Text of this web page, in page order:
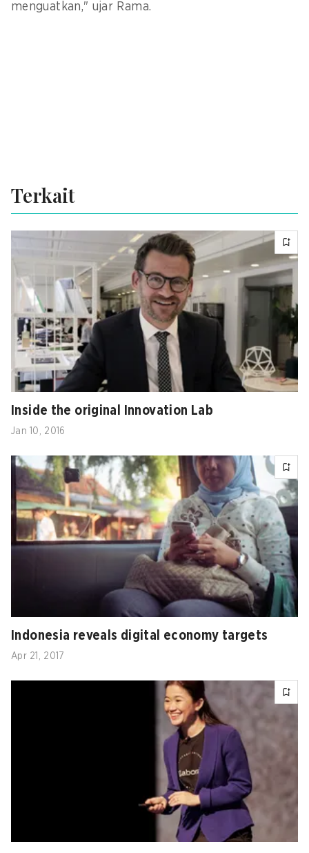
menguatkan," ujar Rama.
Terkait
Inside the original Innovation Lab
Jan 10, 2016
Indonesia reveals digital economy targets
Apr 21, 2017